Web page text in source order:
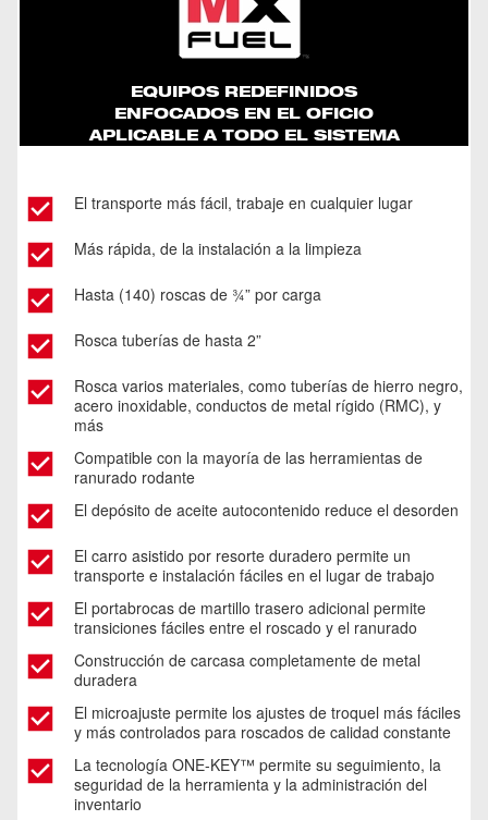
Funciona Donde Es Más Cómodo
Dos (2) Velocidades De Operación
El Portabrocas Trasero Reduce El Tiempo De
Instalación Para Ranurado
Extremos De Tubos Cortados, Escariados Y
Elimina La Necesidad De Tender Cables
EQUIPOS REDEFINIDOS
ENFOCADOS EN EL OFICIO
APLICABLE A TODO EL SISTEMA
El transporte más fácil, trabaje en cualquier lugar
Más rápida, de la instalación a la limpieza
Hasta (140) roscas de ¾” por carga
Rosca tuberías de hasta 2”
Rosca varios materiales, como tuberías de hierro negro,
acero inoxidable, conductos de metal rígido (RMC), y
más
Compatible con la mayoría de las herramientas de
ranurado rodante
El depósito de aceite autocontenido reduce el desorden
El carro asistido por resorte duradero permite un
transporte e instalación fáciles en el lugar de trabajo
El portabrocas de martillo trasero adicional permite
transiciones fáciles entre el roscado y el ranurado
Construcción de carcasa completamente de metal
duradera
El microajuste permite los ajustes de troquel más fáciles
y más controlados para roscados de calidad constante
La tecnología ONE-KEY™ permite su seguimiento, la
seguridad de la herramienta y la administración del
inventario